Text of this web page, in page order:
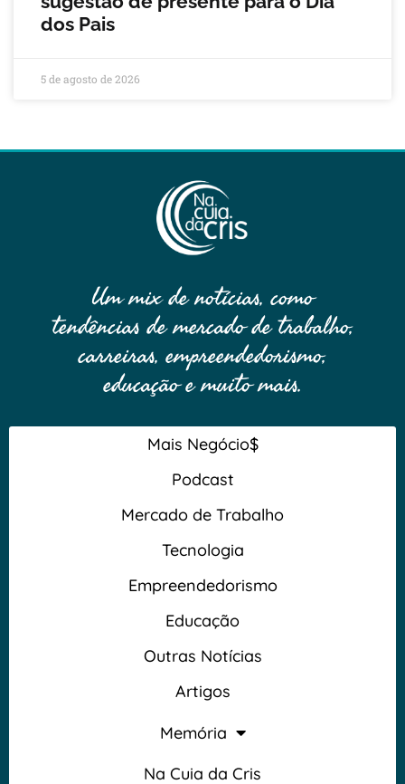
dos Pais
5 de agosto de 2026
Um mix de notícias, como
tendências de mercado de trabalho,
carreiras, empreendedorismo,
educação e muito mais.
Mais Negócio$
Podcast
Mercado de Trabalho
Tecnologia
Empreendedorismo
Educação
Outras Notícias
Artigos
Memória
Na Cuia da Cris